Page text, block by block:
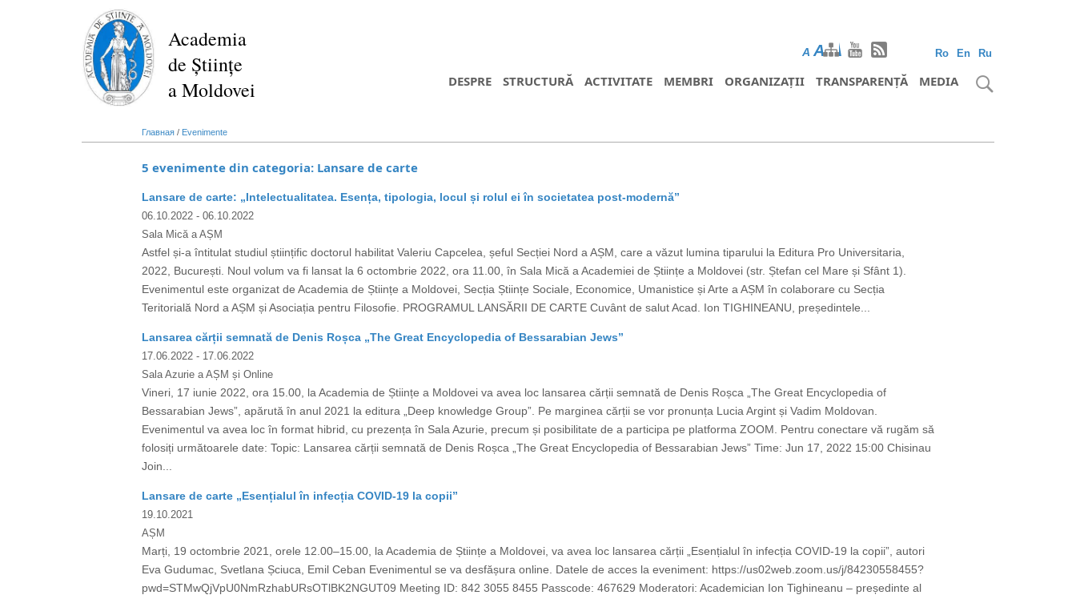
Academia
de Științe
a Moldovei
Ro En Ru
A AA
DESPRE STRUCTURĂ ACTIVITATE MEMBRI ORGANIZAȚII TRANSPARENȚĂ MEDIA
Главная / Evenimente
5 evenimente din categoria: Lansare de carte
Lansare de carte: „Intelectualitatea. Esența, tipologia, locul și rolul ei în societatea post-modernă”
06.10.2022 - 06.10.2022
Sala Mică a AȘM
Astfel și-a întitulat studiul științific doctorul habilitat Valeriu Capcelea, șeful Secției Nord a AȘM, care a văzut lumina tiparului la Editura Pro Universitaria,
2022, București. Noul volum va fi lansat la 6 octombrie 2022, ora 11.00, în Sala Mică a Academiei de Științe a Moldovei (str. Ștefan cel Mare și Sfânt 1).
Evenimentul este organizat de Academia de Științe a Moldovei, Secția Științe Sociale, Economice, Umanistice și Arte a AȘM în colaborare cu Secția
Teritorială Nord a AȘM și Asociația pentru Filosofie. PROGRAMUL LANSĂRII DE CARTE Cuvânt de salut Acad. Ion TIGHINEANU, președintele...
Lansarea cărții semnată de Denis Roșca „The Great Encyclopedia of Bessarabian Jews”
17.06.2022 - 17.06.2022
Sala Azurie a AȘM și Online
Vineri, 17 iunie 2022, ora 15.00, la Academia de Științe a Moldovei va avea loc lansarea cărții semnată de Denis Roșca „The Great Encyclopedia of
Bessarabian Jews”, apărută în anul 2021 la editura „Deep knowledge Group”. Pe marginea cărții se vor pronunța Lucia Argint și Vadim Moldovan.
Evenimentul va avea loc în format hibrid, cu prezența în Sala Azurie, precum și posibilitate de a participa pe platforma ZOOM. Pentru conectare vă rugăm să
folosiți următoarele date: Topic: Lansarea cărții semnată de Denis Roșca „The Great Encyclopedia of Bessarabian Jews” Time: Jun 17, 2022 15:00 Chisinau
Join...
Lansare de carte „Esențialul în infecția COVID-19 la copii”
19.10.2021
AȘM
Marți, 19 octombrie 2021, orele 12.00–15.00, la Academia de Științe a Moldovei, va avea loc lansarea cărții „Esențialul în infecția COVID-19 la copii”, autori
Eva Gudumac, Svetlana Șciuca, Emil Ceban Evenimentul se va desfășura online. Datele de acces la eveniment: https://us02web.zoom.us/j/84230558455?
pwd=STMwQjVpU0NmRzhabURsOTlBK2NGUT09 Meeting ID: 842 3055 8455 Passcode: 467629 Moderatori: Academician Ion Tighineanu – președinte al